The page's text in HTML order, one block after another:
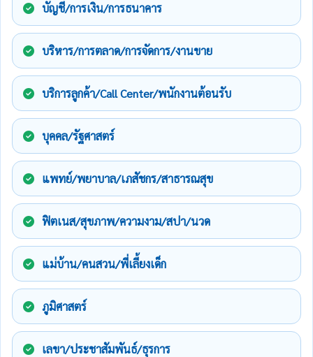
บัญชี/การเงิน/การธนาคาร
บริหาร/การตลาด/การจัดการ/งานขาย
บริการลูกค้า/Call Center/พนักงานต้อนรับ
บุคคล/รัฐศาสตร์
แพทย์/พยาบาล/เภสัชกร/สาธารณสุข
ฟิตเนส/สุขภาพ/ความงาม/สปา/นวด
แม่บ้าน/คนสวน/พี่เลี้ยงเด็ก
ภูมิศาสตร์
เลขา/ประชาสัมพันธ์/ธุรการ